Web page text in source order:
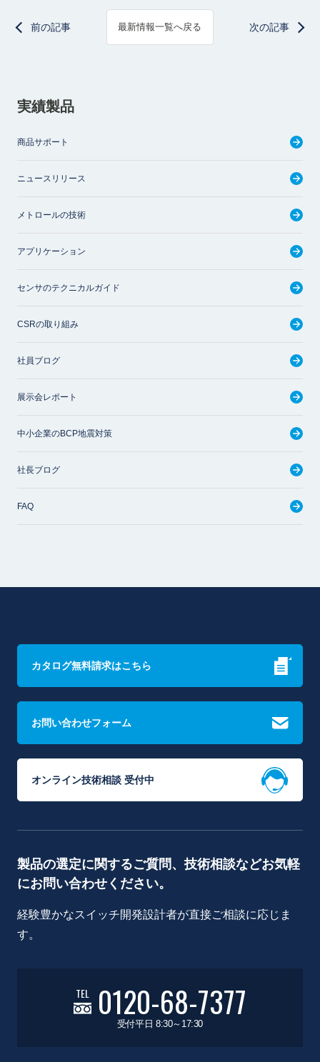
前の記事 最新情報一覧へ戻る 次の記事
実績製品
商品サポート
ニュースリリース
メトロールの技術
アプリケーション
センサのテクニカルガイド
CSRの取り組み
社員ブログ
展示会レポート
中小企業のBCP地震対策
社長ブログ
FAQ
カタログ無料請求はこちら
お問い合わせフォーム
オンライン技術相談 受付中
製品の選定に関するご質問、技術相談などお気軽
にお問い合わせください。
経験豊かなスイッチ開発設計者が直接ご相談に応じま
す。
TEL 0120-68-7377
受付平日 8:30～17:30